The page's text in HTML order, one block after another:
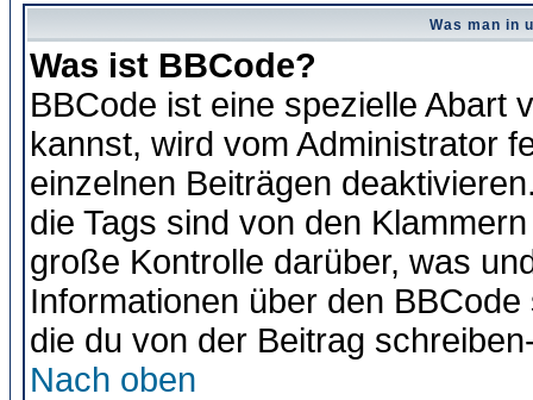
Was man in
Was ist BBCode?
BBCode ist eine spezielle Abart
kannst, wird vom Administrator
einzelnen Beiträgen
die Tags sind von den
große Kontrolle darüber, was
Informationen über den
die du von der Beitrag
Nach oben